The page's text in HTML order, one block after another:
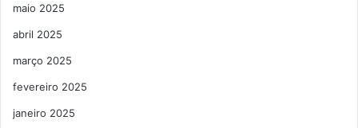
maio 2025
abril 2025
março 2025
fevereiro 2025
janeiro 2025